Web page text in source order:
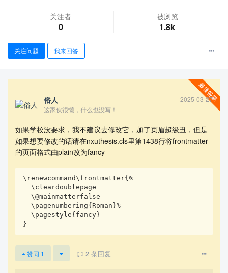
关注者
0
被浏览
1.8k
关注问题 我来回答
俗人
2025-03-27
这家伙很懒，什么也没写！
如果学校没要求，我不建议去修改它，加了页眉超级丑，但是
如果想要修改的话请在nxuthesis.cls里第1438行将frontmatter
的页面格式由plain改为fancy
\renewcommand\frontmatter{%
  \cleardoublepage
  \@mainmatterfalse
  \pagenumbering{Roman}%
  \pagestyle{fancy}
}
赞同 1 2 条回复